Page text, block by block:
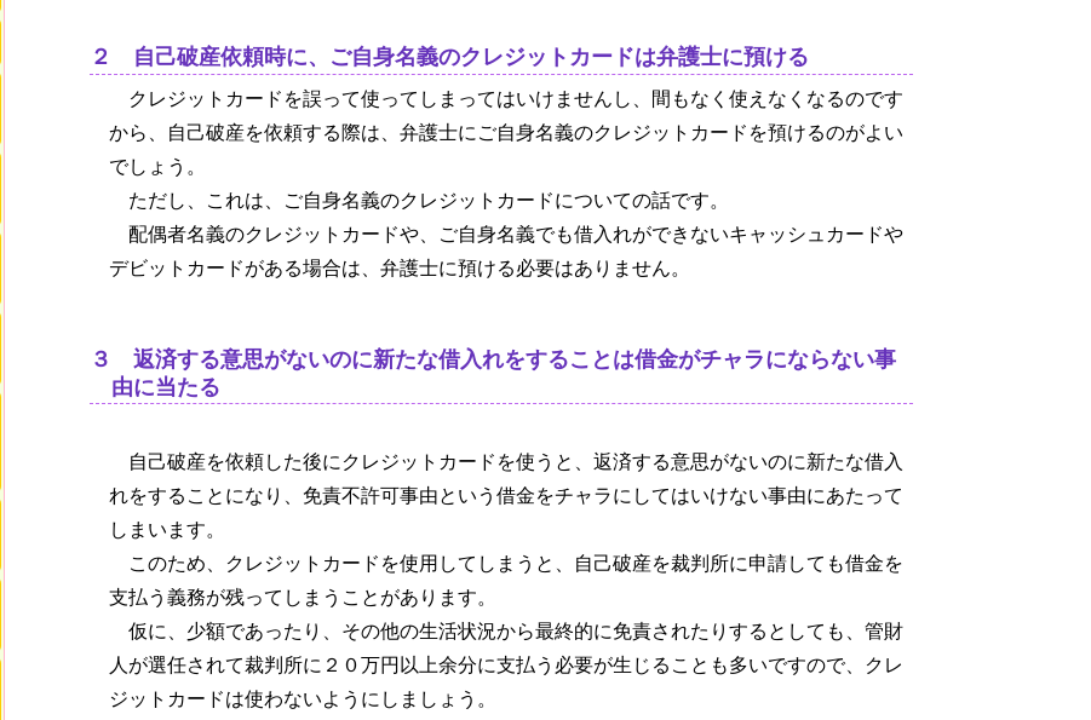
２ 自己破産依頼時に、ご自身名義のクレジットカードは弁護士に預ける
クレジットカードを誤って使ってしまってはいけませんし、間もなく使えなくなるのです
から、自己破産を依頼する際は、弁護士にご自身名義のクレジットカードを預けるのがよい
でしょう。
ただし、これは、ご自身名義のクレジットカードについての話です。
配偶者名義のクレジットカードや、ご自身名義でも借入れができないキャッシュカードや
デビットカードがある場合は、弁護士に預ける必要はありません。
３ 返済する意思がないのに新たな借入れをすることは借金がチャラにならない事
由に当たる
自己破産を依頼した後にクレジットカードを使うと、返済する意思がないのに新たな借入
れをすることになり、免責不許可事由という借金をチャラにしてはいけない事由にあたって
しまいます。
このため、クレジットカードを使用してしまうと、自己破産を裁判所に申請しても借金を
支払う義務が残ってしまうことがあります。
仮に、少額であったり、その他の生活状況から最終的に免責されたりするとしても、管財
人が選任されて裁判所に２０万円以上余分に支払う必要が生じることも多いですので、クレ
ジットカードは使わないようにしましょう。